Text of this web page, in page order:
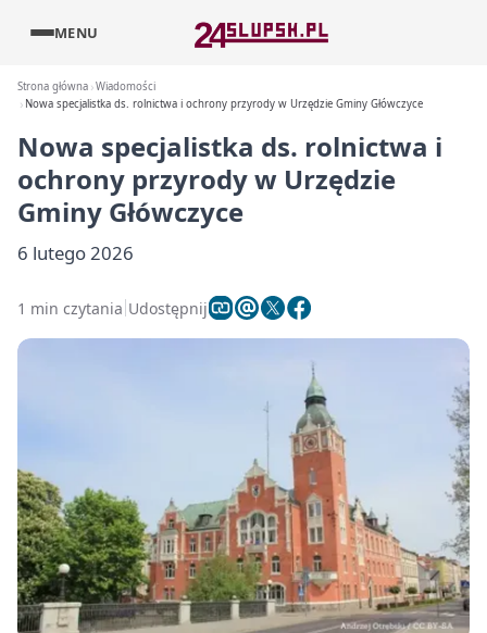
MENU
Strona główna Wiadomości
Nowa specjalistka ds. rolnictwa i ochrony przyrody w Urzędzie Gminy Główczyce
Nowa specjalistka ds. rolnictwa i
ochrony przyrody w Urzędzie
Gminy Główczyce
6 lutego 2026
1 min czytania Udostępnij